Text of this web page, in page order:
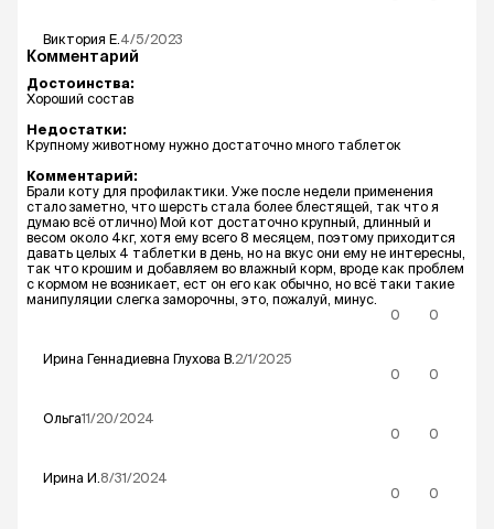
Виктория Е. 4/5/2023
Комментарий
Достоинства:
Хороший состав
Недостатки:
Крупному животному нужно достаточно много таблеток
Комментарий:
Брали коту для профилактики. Уже после недели применения
стало заметно, что шерсть стала более блестящей, так что я
думаю всё отлично) Мой кот достаточно крупный, длинный и
весом около 4кг, хотя ему всего 8 месяцем, поэтому приходится
давать целых 4 таблетки в день, но на вкус они ему не интересны,
так что крошим и добавляем во влажный корм, вроде как проблем
с кормом не возникает, ест он его как обычно, но всё таки такие
манипуляции слегка заморочны, это, пожалуй, минус.
0
0
Ирина Геннадиевна Глухова В. 2/1/2025
0
0
Ольга11/20/2024
0
0
Ирина И. 8/31/2024
0
0